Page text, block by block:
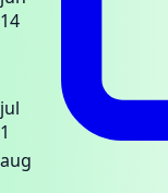
14
jul
1
aug